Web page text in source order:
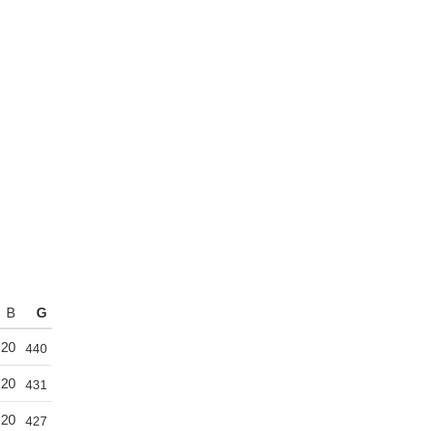
B G
20 440
20 431
20 427